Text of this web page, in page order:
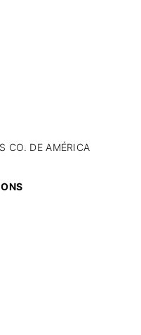
CO. DE AMÉRICA